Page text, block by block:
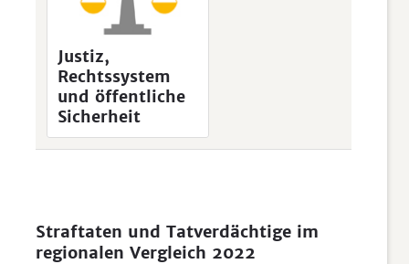
Straftaten und Tatverdächtige im
regionalen Vergleich 2022
Justiz,
Rechtssystem
und öffentliche
Sicherheit